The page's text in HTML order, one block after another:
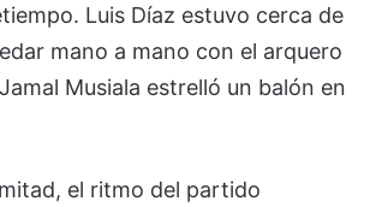
Luis Díaz estuvo cerca de
mano a mano con el arquero
Jamal Musiala estrelló un balón en
el ritmo del partido